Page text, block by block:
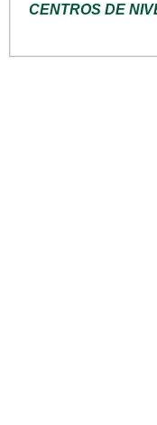
CENTROS DE